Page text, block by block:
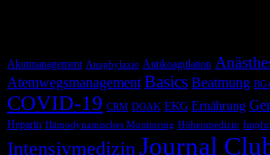
Akutmanagement Anaphylaxie Antikoagulation
Atemwegsmanagement Basics Beatmung
COVID-19 CRM DOAK EKG Ernährung
Heparin Hämodynamisches Monitoring Höhenmedizin
IntensivmedizinJournal